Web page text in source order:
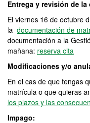
Entrega y revisión de
El viernes 16 de octubre
la documentación de
documentación a la
mañana: reserva cita
Modificaciones y/o
En el cas de que tengas
matrícula o que quieras
los plazos y las
Impago: